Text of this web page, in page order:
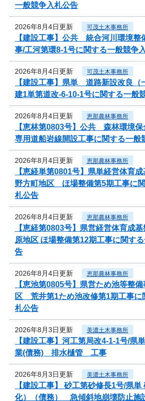
一般競争入札公告
2026年8月4日更新 可茂土木事務所
【建設工事】公共 統合河川環境整
事/工河第環8-1号に関する一般競争
2026年8月4日更新 可茂土木事務所
【建設工事】県単 道路新設改良
建1単第道改-6-10-1号に関する一般
2026年8月4日更新 恵那農林事務所
【恵林第0803号】公共 森林環境
専用道船岩線開設工事に関する一般
2026年8月4日更新 恵那農林事務所
【恵経単第0801号】県単経営体育
野方町地区 ほ場整備第5期工事に
札公告
2026年8月4日更新 恵那農林事務所
【恵経第0803号】県営経営体育成
原地区 ほ場整備第12期工事に関す
告
2026年8月4日更新 恵那農林事務所
【恵池第0805号】県営ため池等整
区 荒井第1ため池改修第1期工事に
札公告
2026年8月3日更新 美濃土木事務所
【建設工事】河工第局改4-1-1号/県
業(債務) 排水樋管 工事
2026年8月3日更新 美濃土木事務所
【建設工事】 砂工第砂修長1号/県
化）（債務） 急傾斜地崩壊防止施